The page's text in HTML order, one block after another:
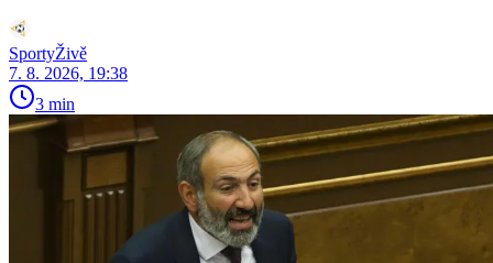
SportyŽivě
7. 8. 2026, 19:38
3 min